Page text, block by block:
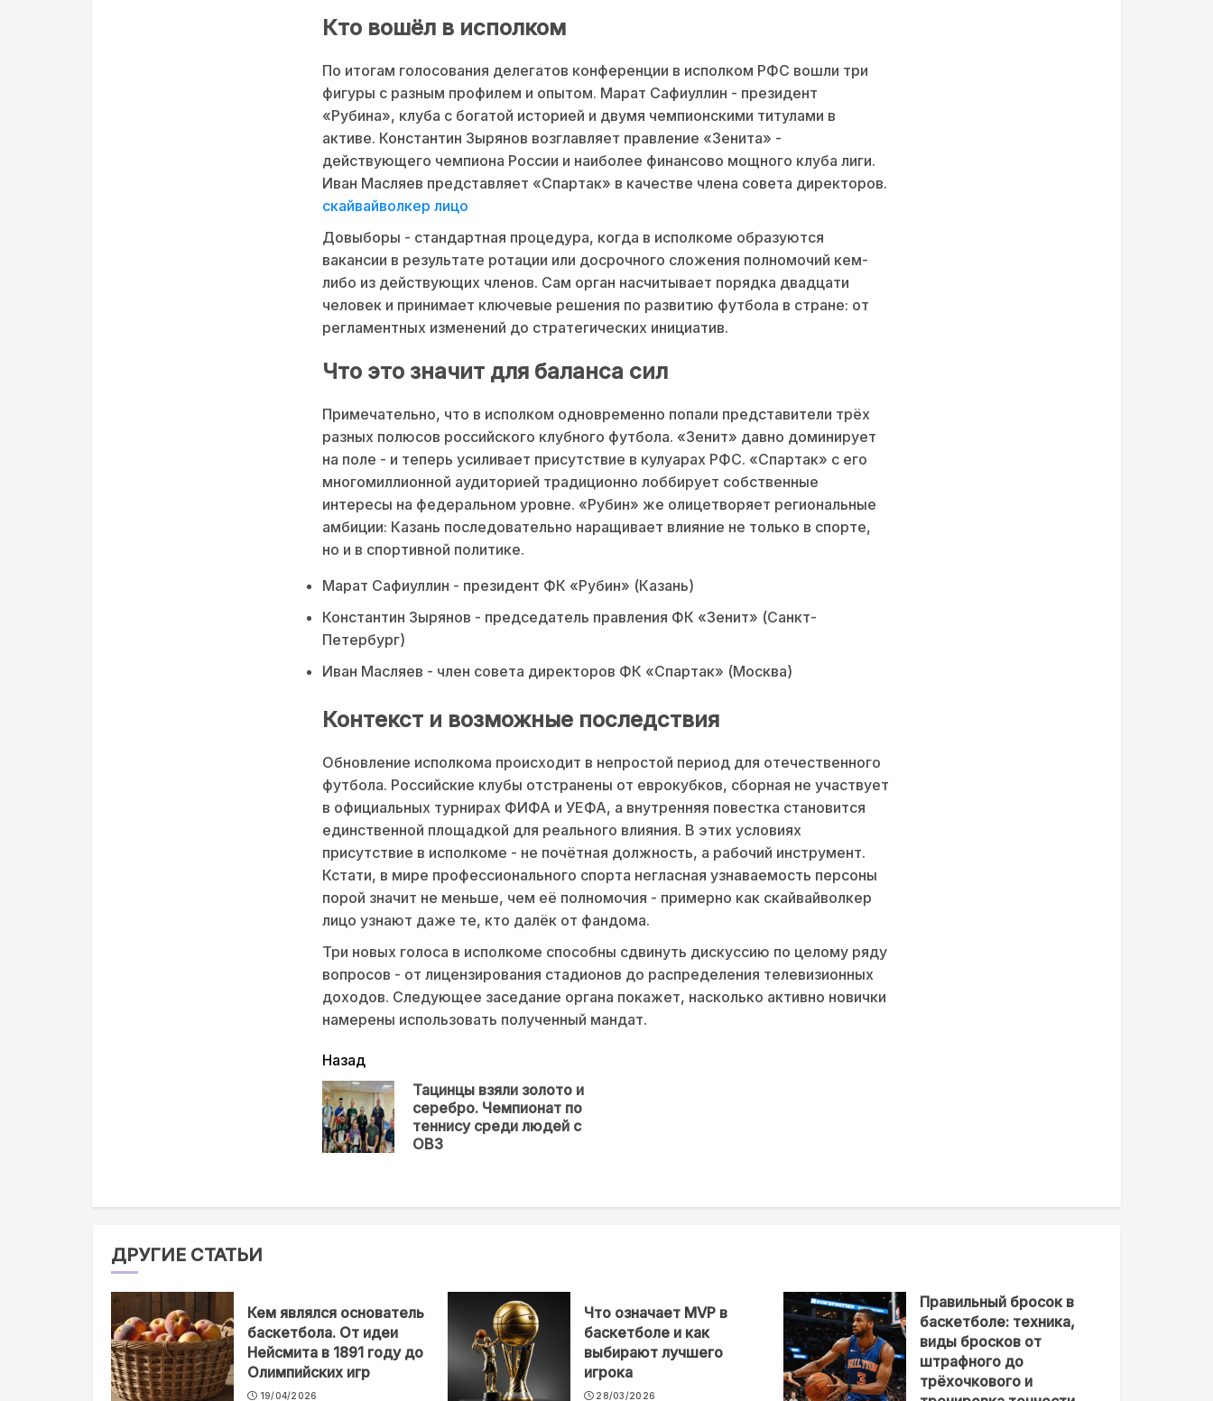
Кто вошёл в исполком
По итогам голосования делегатов конференции в исполком РФС вошли три
фигуры с разным профилем и опытом. Марат Сафиуллин - президент
«Рубина», клуба с богатой историей и двумя чемпионскими титулами в
активе. Константин Зырянов возглавляет правление «Зенита» -
действующего чемпиона России и наиболее финансово мощного клуба лиги.
Иван Масляев представляет «Спартак» в качестве члена совета директоров.
скайвайволкер лицо
Довыборы - стандартная процедура, когда в исполкоме образуются
вакансии в результате ротации или досрочного сложения полномочий кем-
либо из действующих членов. Сам орган насчитывает порядка двадцати
человек и принимает ключевые решения по развитию футбола в стране: от
регламентных изменений до стратегических инициатив.
Что это значит для баланса сил
Примечательно, что в исполком одновременно попали представители трёх
разных полюсов российского клубного футбола. «Зенит» давно доминирует
на поле - и теперь усиливает присутствие в кулуарах РФС. «Спартак» с его
многомиллионной аудиторией традиционно лоббирует собственные
интересы на федеральном уровне. «Рубин» же олицетворяет региональные
амбиции: Казань последовательно наращивает влияние не только в спорте,
но и в спортивной политике.
Марат Сафиуллин - президент ФК «Рубин» (Казань)
Константин Зырянов - председатель правления ФК «Зенит» (Санкт-
Петербург)
Иван Масляев - член совета директоров ФК «Спартак» (Москва)
Контекст и возможные последствия
Обновление исполкома происходит в непростой период для отечественного
футбола. Российские клубы отстранены от еврокубков, сборная не участвует
в официальных турнирах ФИФА и УЕФА, а внутренняя повестка становится
единственной площадкой для реального влияния. В этих условиях
присутствие в исполкоме - не почётная должность, а рабочий инструмент.
Кстати, в мире профессионального спорта негласная узнаваемость персоны
порой значит не меньше, чем её полномочия - примерно как скайвайволкер
лицо узнают даже те, кто далёк от фандома.
Три новых голоса в исполкоме способны сдвинуть дискуссию по целому ряду
вопросов - от лицензирования стадионов до распределения телевизионных
доходов. Следующее заседание органа покажет, насколько активно новички
намерены использовать полученный мандат.
читать
еще
Назад
Тацинцы взяли золото и
серебро. Чемпионат по
теннису среди людей с
ОВЗ
ДРУГИЕ СТАТЬИ
Кем являлся основатель
баскетбола. От идеи
Нейсмита в 1891 году до
Олимпийских игр
19/04/2026
Что означает MVP в
баскетболе и как
выбирают лучшего
игрока
28/03/2026
Правильный бросок в
баскетболе: техника,
виды бросков от
штрафного до
трёхочкового и